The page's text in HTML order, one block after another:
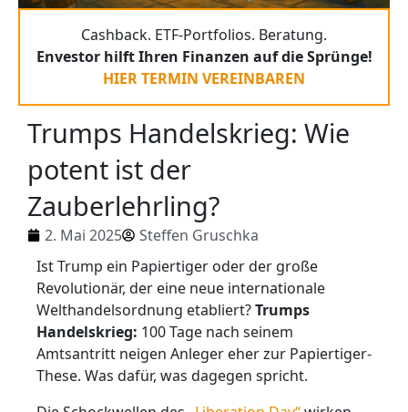
Cashback. ETF-Portfolios. Beratung.
Envestor hilft Ihren Finanzen auf die Sprünge!
HIER TERMIN VEREINBAREN
Trumps Handelskrieg: Wie
potent ist der
Zauberlehrling?
2. Mai 2025
Steffen Gruschka
Ist Trump ein Papiertiger oder der große
Revolutionär, der eine neue internationale
Welthandelsordnung etabliert?Trumps
Handelskrieg: 100 Tage nach seinem
Amtsantritt neigen Anleger eher zur Papiertiger-
These. Was dafür, was dagegen spricht.